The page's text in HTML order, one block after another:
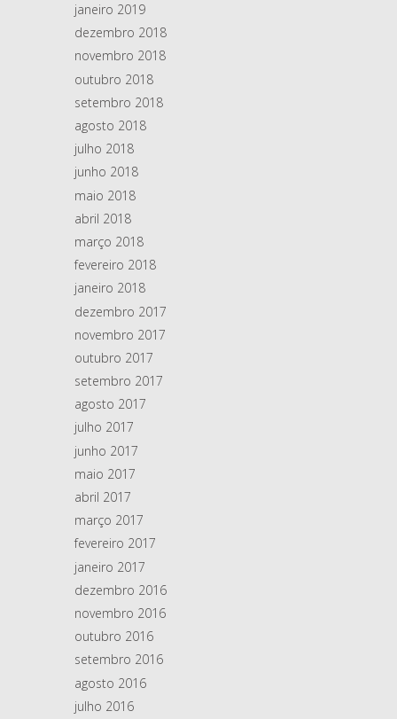
janeiro 2019
dezembro 2018
novembro 2018
outubro 2018
setembro 2018
agosto 2018
julho 2018
junho 2018
maio 2018
abril 2018
março 2018
fevereiro 2018
janeiro 2018
dezembro 2017
novembro 2017
outubro 2017
setembro 2017
agosto 2017
julho 2017
junho 2017
maio 2017
abril 2017
março 2017
fevereiro 2017
janeiro 2017
dezembro 2016
novembro 2016
outubro 2016
setembro 2016
agosto 2016
julho 2016